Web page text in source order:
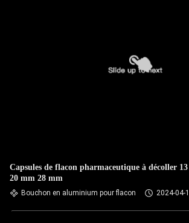
Capsules de flacon pharmaceutique à décoller
20 mm 28 mm
Bouchon en aluminium pour flacon 2024-04-